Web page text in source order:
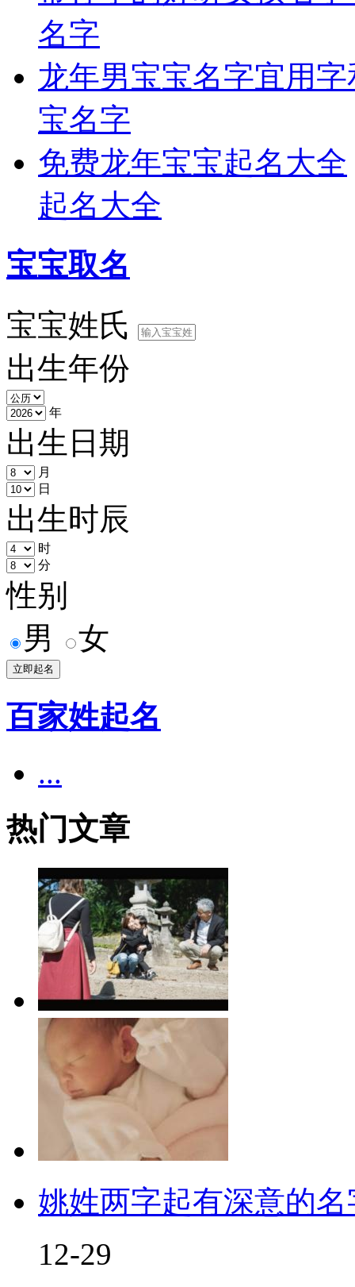
名字
龙年男宝宝名字宜用
宝名字
免费龙年宝宝起名大全
起名大全
宝宝取名
宝宝姓氏
出生年份
年
出生日期
月
日
出生时辰
时
分
性别
男
女
百家姓起名
...
热门文章
姚姓两字起有深意的
12-29